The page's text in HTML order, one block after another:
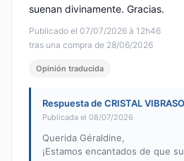
Publicado el 07/07/2026 à 12h46
tras una compra de 28/06/2026
suenan divinamente. Gracias.
Opinión traducida
Respuesta de CRISTAL
Publicada el 08/07/2026
Querida Géraldine,
¡Estamos encantados de que